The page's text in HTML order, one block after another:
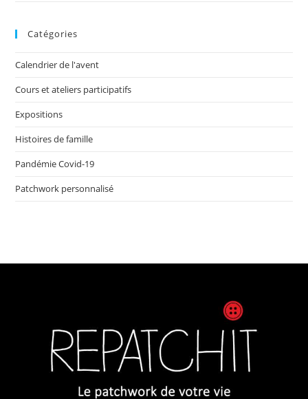
Catégories
Calendrier de l'avent
Cours et ateliers participatifs
Expositions
Histoires de famille
Pandémie Covid-19
Patchwork personnalisé